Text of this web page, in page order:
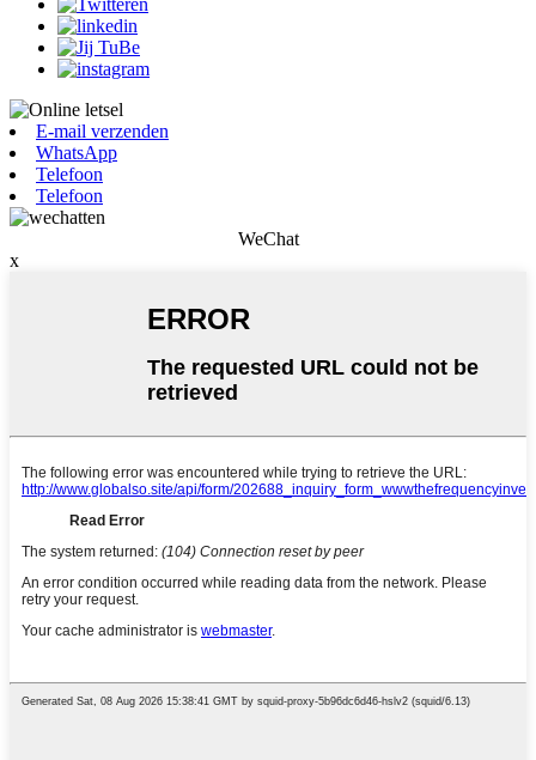
E-mail verzenden
WhatsApp
Telefoon
Telefoon
WeChat
x